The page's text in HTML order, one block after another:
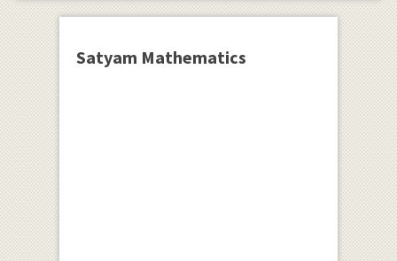
Satyam Mathematics